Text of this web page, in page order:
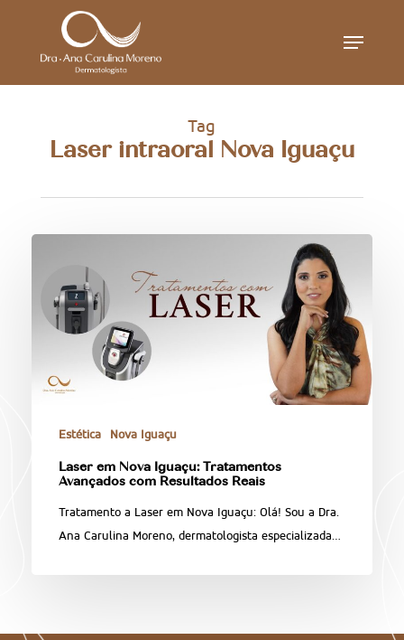
Menu
Tag
Laser intraoral Nova Iguaçu
Estética Nova Iguaçu
Laser em Nova Iguaçu: Tratamentos
Avançados com Resultados Reais
Tratamento a Laser em Nova Iguaçu: Olá! Sou a Dra.
Ana Carulina Moreno, dermatologista especializada…